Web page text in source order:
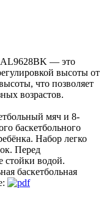
— это
высоты от
что позволяет
возрастов.
мяч и 8-
баскетбольного
Набор легко
Перед
стойки водой.
баскетбольная